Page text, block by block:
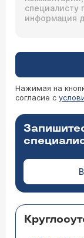
Нажимая на
согласие с